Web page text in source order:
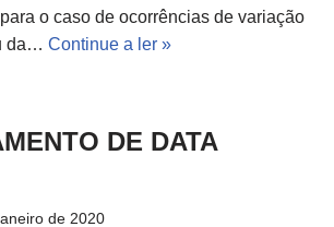
o caso de ocorrências de variação
da… Continue a ler »
DE DATA
de 2020